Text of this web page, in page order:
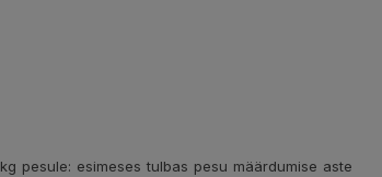
pesule: esimeses tulbas pesu määrdumise aste